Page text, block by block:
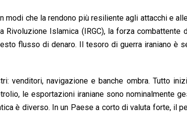
modi che la rendono più resiliente agli attacchi e
Islamica (IRGC), la forza combattente
flusso di denaro. Il tesoro di guerra iraniano è
venditori, navigazione e banche ombra. Tutto
le esportazioni iraniane sono nominalmente
è diverso. In un Paese a corto di valuta forte, il